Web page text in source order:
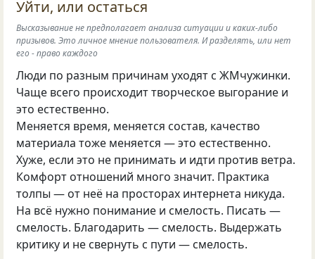
Уйти, или остаться
Высказывание не предполагает анализа ситуации и каких-либо
призывов. Это личное мнение пользователя. И разделять, или нет
его - право каждого
Люди по разным причинам уходят с ЖМчужинки.
Чаще всего происходит творческое выгорание и
это естественно.
Меняется время, меняется состав, качество
материала тоже меняется — это естественно.
Хуже, если это не принимать и идти против ветра.
Комфорт отношений много значит. Практика
толпы — от неё на просторах интернета никуда.
На всё нужно понимание и смелость. Писать —
смелость. Благодарить — смелость. Выдержать
критику и не свернуть с пути — смелость.